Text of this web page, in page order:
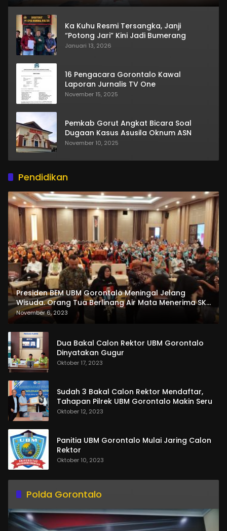
Ka Kuhu Resmi Tersangka, Janji
“Potong Jari” Kini Jadi Bumerang
Januari 13, 2026
16 Pengacara Gorontalo Kawal
Laporan Jurnalis TV One
November 15, 2025
Pemkab Gorut Angkat Bicara Soal
Dugaan Kasus Asusila Oknum ASN
November 10, 2025
Pendidikan
Presiden BEM UBM Gorontalo Meningal Jelang
Wisuda. Orang Tua Berlinang Air Mata Menerima SKL
dan Pemasangan Salempang
November 6, 2023
Dua Bakal Calon Rektor UBM Gorontalo
Dinyatakan Gugur
Oktober 17, 2023
Sudah 3 Bakal Calon Rektor Mendaftar,
Tahapan Pilrek UBM Gorontalo Makin Seru
Oktober 12, 2023
Panitia UBM Gorontalo Mulai Jaring Calon
Rektor
Oktober 10, 2023
Polda Gorontalo